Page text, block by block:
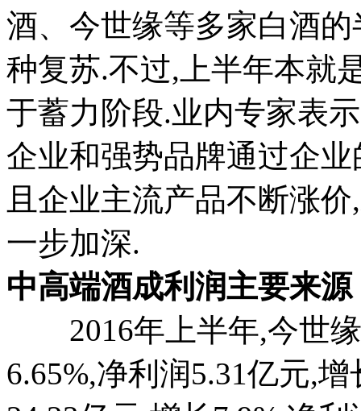
酒、今世缘等多家白酒
种复苏.不过,上半年本就
于蓄力阶段.业内专家表
企业和强势品牌通过企
且企业主流产品不断涨
一步加深.
中高端酒成利润主要来源
2016年上半年,今世缘
6.65%,净利润5.31亿元,